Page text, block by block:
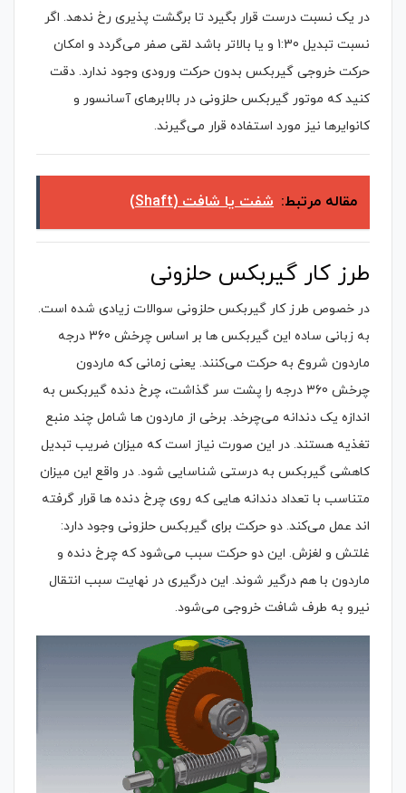
در یک نسبت درست قرار بگیرد تا برگشت پذیری رخ ندهد. اگر
نسبت تبدیل 1:30 و یا بالاتر باشد لقی صفر می‌گردد و امکان
حرکت خروجی گیربکس بدون حرکت ورودی وجود ندارد. دقت
کنید که موتور گیربکس حلزونی در بالابرهای آسانسور و
کانوایرها نیز مورد استفاده قرار می‌گیرند.
مقاله مرتبط: شفت یا شافت (Shaft)
طرز کار گیربکس حلزونی
در خصوص طرز کار گیربکس حلزونی سوالات زیادی شده است.
به زبانی ساده این گیربکس ها بر اساس چرخش 360 درجه
ماردون شروع به حرکت می‌کنند. یعنی زمانی که ماردون
چرخش 360 درجه را پشت سر گذاشت، چرخ دنده گیربکس به
اندازه یک دندانه می‌چرخد. برخی از ماردون ها شامل چند منبع
تغذیه هستند. در این صورت نیاز است که میزان ضریب تبدیل
کاهشی گیربکس به درستی شناسایی شود. در واقع این میزان
متناسب با تعداد دندانه هایی که روی چرخ دنده ها قرار گرفته
اند عمل می‌کند. دو حرکت برای گیربکس حلزونی وجود دارد:
غلتش و لغزش. این دو حرکت سبب می‌شود که چرخ دنده و
ماردون با هم درگیر شوند. این درگیری در نهایت سبب انتقال
نیرو به طرف شافت خروجی می‌شود.